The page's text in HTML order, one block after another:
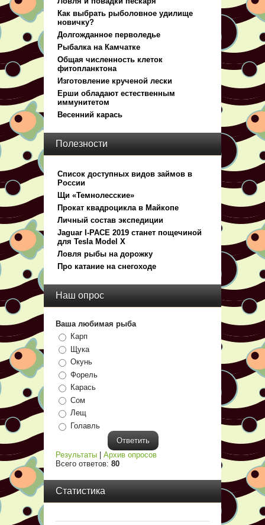
Как выбрать рыболовное удилище
новичку?
Долгожданное перволедье
Рыбалка на Камчатке
Общая численность клеток
фитопланктона
Изготовление крученой лески
Ерши обладают естественным
иммунитетом
Весенний карась
Полезности
Список доступных видов займов в
России
Щи «Темнолесские»
Прокат квадроцикла в Майкопе
Личный состав экспедиции
Jaguar I-PACE 2019 станет пощечиной
для Tesla Model X
Ловля рыбы на дорожку
Про катание на снегоходе
Наш опрос
Ваша любимая рыба
Карп
Щука
Окунь
Форель
Карась
Сом
Лещ
Голавль
Результаты | Архив опросов
Всего ответов: 80
Статистика